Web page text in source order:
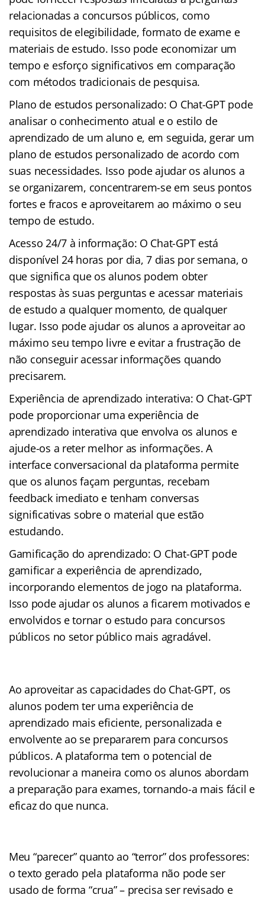
relacionadas a concursos públicos, como
requisitos de elegibilidade, formato de exame e
materiais de estudo. Isso pode economizar um
tempo e esforço significativos em comparação
com métodos tradicionais de pesquisa.
Plano de estudos personalizado: O Chat-GPT pode
analisar o conhecimento atual e o estilo de
aprendizado de um aluno e, em seguida, gerar um
plano de estudos personalizado de acordo com
suas necessidades. Isso pode ajudar os alunos a
se organizarem, concentrarem-se em seus pontos
fortes e fracos e aproveitarem ao máximo o seu
tempo de estudo.
Acesso 24/7 à informação: O Chat-GPT está
disponível 24 horas por dia, 7 dias por semana, o
que significa que os alunos podem obter
respostas às suas perguntas e acessar materiais
de estudo a qualquer momento, de qualquer
lugar. Isso pode ajudar os alunos a aproveitar ao
máximo seu tempo livre e evitar a frustração de
não conseguir acessar informações quando
precisarem.
Experiência de aprendizado interativa: O Chat-GPT
pode proporcionar uma experiência de
aprendizado interativa que envolva os alunos e
ajude-os a reter melhor as informações. A
interface conversacional da plataforma permite
que os alunos façam perguntas, recebam
feedback imediato e tenham conversas
significativas sobre o material que estão
estudando.
Gamificação do aprendizado: O Chat-GPT pode
gamificar a experiência de aprendizado,
incorporando elementos de jogo na plataforma.
Isso pode ajudar os alunos a ficarem motivados e
envolvidos e tornar o estudo para concursos
públicos no setor público mais agradável.
Ao aproveitar as capacidades do Chat-GPT, os
alunos podem ter uma experiência de
aprendizado mais eficiente, personalizada e
envolvente ao se prepararem para concursos
públicos. A plataforma tem o potencial de
revolucionar a maneira como os alunos abordam
a preparação para exames, tornando-a mais fácil e
eficaz do que nunca.
Meu “parecer” quanto ao “terror” dos professores:
o texto gerado pela plataforma não pode ser
usado de forma “crua” – precisa ser revisado e